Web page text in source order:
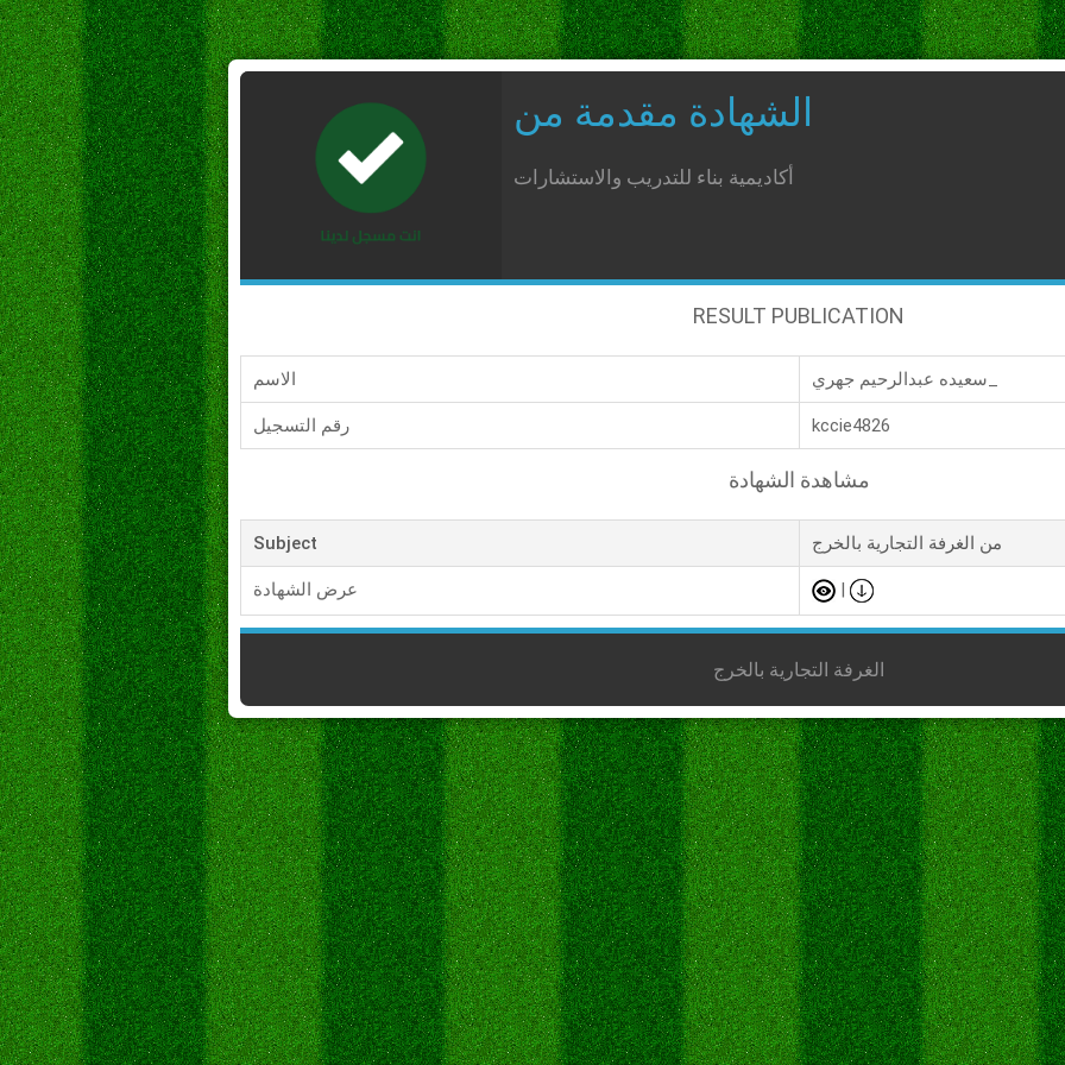
الشهادة مقدمة من
أكاديمية بناء للتدريب والاستشارات
RESULT PUBLICATION
الاسم
رقم التسجيل kccie4826
مشاهدة الشهادة
Subject من الغرفة التجارية بالخرج
عرض الشهادة |
الغرفة التجارية بالخرج